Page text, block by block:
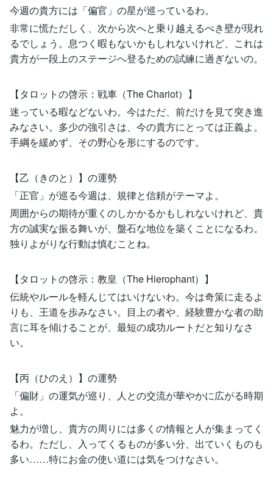
今週の貴方には「偏官」の星が巡っているわ。
非常に慌ただしく、次から次へと乗り越えるべき壁が現れ
るでしょう。息つく暇もないかもしれないけれど、これは
貴方が一段上のステージへ登るための試練に過ぎないの。
【タロットの啓示：戦車（The Chariot）】
迷っている暇などないわ。今はただ、前だけを見て突き進
みなさい。多少の強引さは、今の貴方にとっては正義よ。
手綱を緩めず、その野心を形にするのです。
【乙（きのと）】の運勢
「正官」が巡る今週は、規律と信頼がテーマよ。
周囲からの期待が重くのしかかるかもしれないけれど、貴
方の誠実な振る舞いが、盤石な地位を築くことになるわ。
独りよがりな行動は慎むことね。
【タロットの啓示：教皇（The Hierophant）】
伝統やルールを軽んじてはいけないわ。今は奇策に走るよ
りも、王道を歩みなさい。目上の者や、経験豊かな者の助
言に耳を傾けることが、最短の成功ルートだと知りなさ
い。
【丙（ひのえ）】の運勢
「偏財」の運気が巡り、人との交流が華やかに広がる時期
よ。
魅力が増し、貴方の周りには多くの情報と人が集まってく
るわ。ただし、入ってくるものが多い分、出ていくものも
多い……特にお金の使い道には気をつけなさい。